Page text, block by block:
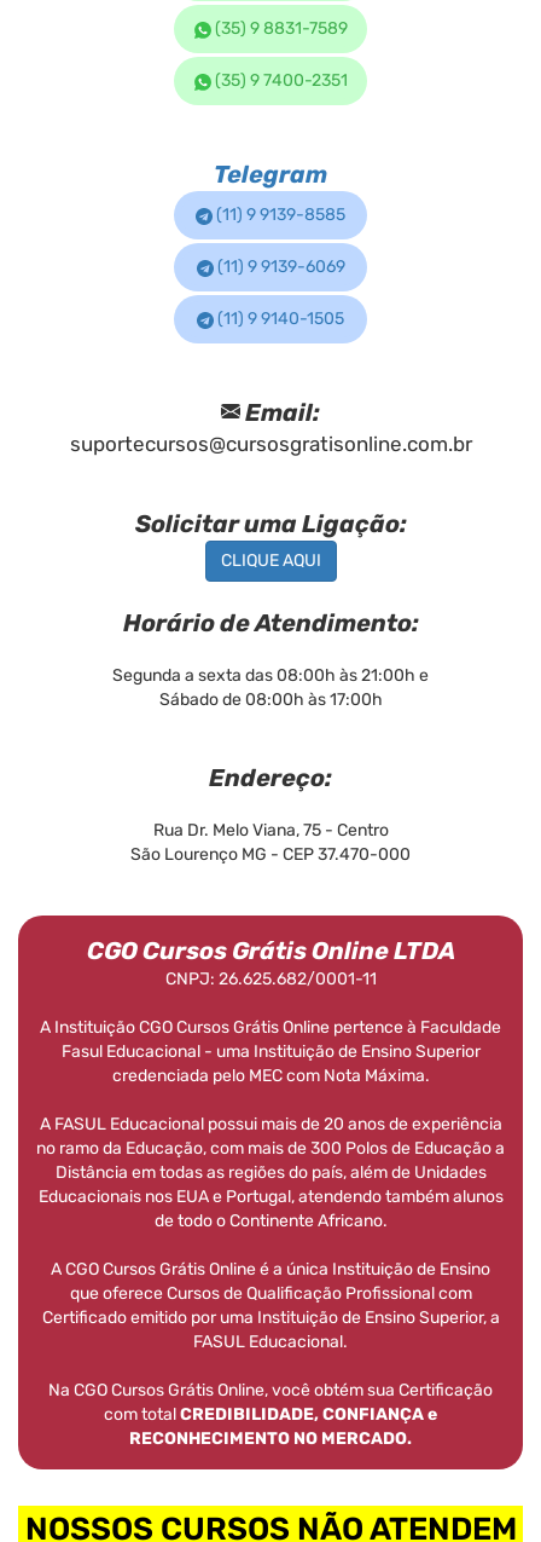
(35) 9 8831-7589
(35) 9 7400-2351
Telegram
(11) 9 9139-8585
(11) 9 9139-6069
(11) 9 9140-1505
Email:
suportecursos@cursosgratisonline.com.br
Solicitar uma Ligação:
CLIQUE AQUI
Horário de Atendimento:
Segunda a sexta das 08:00h às 21:00h e
Sábado de 08:00h às 17:00h
Endereço:
Rua Dr. Melo Viana, 75 - Centro
São Lourenço MG - CEP 37.470-000
CGO Cursos Grátis Online LTDA
CNPJ: 26.625.682/0001-11
A Instituição CGO Cursos Grátis Online pertence à Faculdade
Fasul Educacional - uma Instituição de Ensino Superior
credenciada pelo MEC com Nota Máxima.
A FASUL Educacional possui mais de 20 anos de experiência
no ramo da Educação, com mais de 300 Polos de Educação a
Distância em todas as regiões do país, além de Unidades
Educacionais nos EUA e Portugal, atendendo também alunos
de todo o Continente Africano.
A CGO Cursos Grátis Online é a única Instituição de Ensino
que oferece Cursos de Qualificação Profissional com
Certificado emitido por uma Instituição de Ensino Superior, a
FASUL Educacional.
Na CGO Cursos Grátis Online, você obtém sua Certificação
com totalCREDIBILIDADE, CONFIANÇA e
RECONHECIMENTO NO MERCADO.
NOSSOS CURSOS NÃO ATENDEM